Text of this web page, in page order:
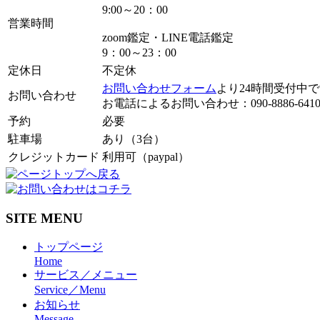
営業時間
9:00～20：00
zoom鑑定・LINE電話鑑定
9：00～23：00
定休日
不定休
お問い合わせ
お問い合わせフォームより24時間受付中で
お電話によるお問い合わせ：090-8886-6410
予約
必要
駐車場
あり（3台）
クレジットカード 利用可（paypal）
SITE MENU
トップページ
Home
サービス／メニュー
Service／Menu
お知らせ